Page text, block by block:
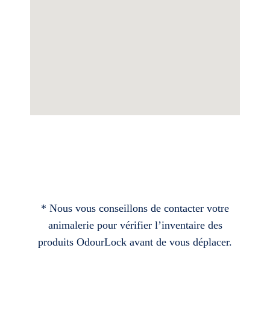
* Nous vous conseillons de contacter votre
animalerie pour vérifier l’inventaire des
produits OdourLock avant de vous déplacer.